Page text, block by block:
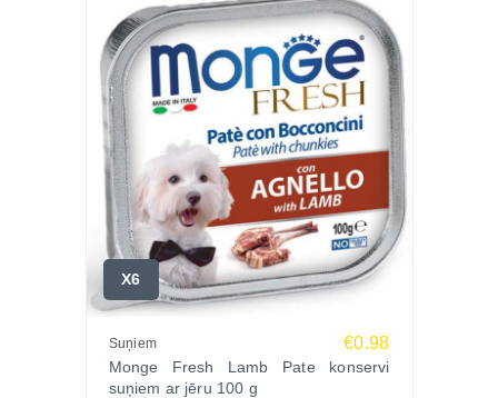
X6
Suņiem €0.98
Monge Fresh Lamb Pate konservi
suņiem ar jēru 100 g